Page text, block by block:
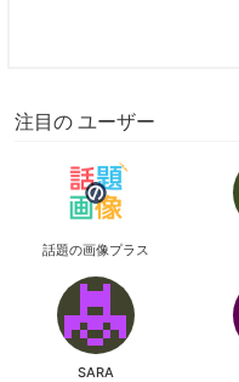
注目の ユーザー
話題の画像プラス
SARA